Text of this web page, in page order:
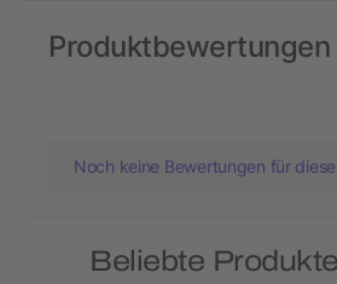
Produktbewertungen
Noch keine Bewertungen für
Beliebte